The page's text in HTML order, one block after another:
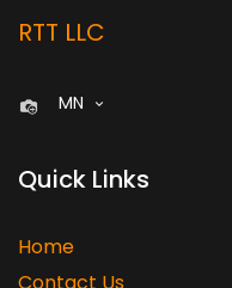
RTT LLC
MN
Quick Links
Home